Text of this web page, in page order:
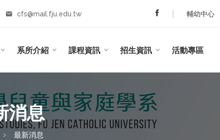
cfs@mail.fju.edu.tw 輔幼中心
系所介紹 課程資訊 招生資訊 活動專區
消息
最新消息